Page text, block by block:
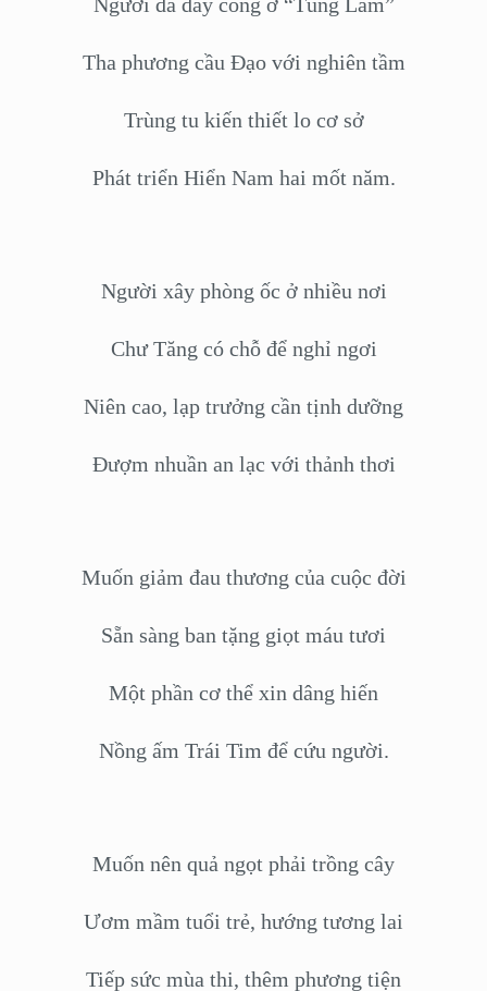
Tha phương cầu Đạo với nghiên tầm
Trùng tu kiến thiết lo cơ sở
Phát triển Hiển Nam hai mốt năm.
Người xây phòng ốc ở nhiều nơi
Chư Tăng có chỗ để nghỉ ngơi
Niên cao, lạp trưởng cần tịnh dưỡng
Đượm nhuần an lạc với thảnh thơi
Muốn giảm đau thương của cuộc đời
Sẵn sàng ban tặng giọt máu tươi
Một phần cơ thể xin dâng hiến
Nồng ấm Trái Tim để cứu người.
Muốn nên quả ngọt phải trồng cây
Ươm mầm tuổi trẻ, hướng tương lai
Tiếp sức mùa thi, thêm phương tiện